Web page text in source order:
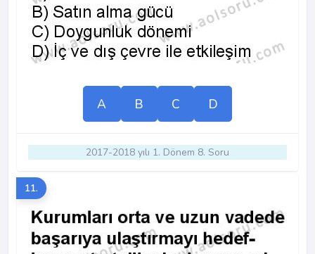
A B C D
2017-2018 yılı 1. Dönem 8. Soru
11.